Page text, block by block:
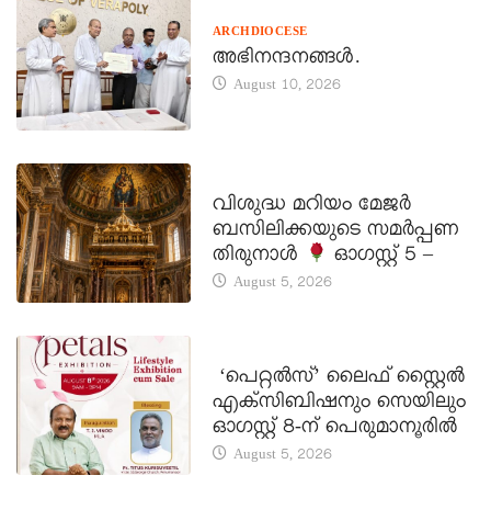
ARCHDIOCESE
അഭിനന്ദനങ്ങൾ.
August 10, 2026
വിശുദ്ധ മറിയം മേജർ
ബസിലിക്കയുടെ സമർപ്പണ
തിരുനാൾ
ഓഗസ്റ്റ് 5 –
August 5, 2026
‘പെറ്റൽസ്’ ലൈഫ് സ്റ്റൈൽ
എക്സിബിഷനും സെയിലും
ഓഗസ്റ്റ് 8-ന് പെരുമാനൂരിൽ
August 5, 2026